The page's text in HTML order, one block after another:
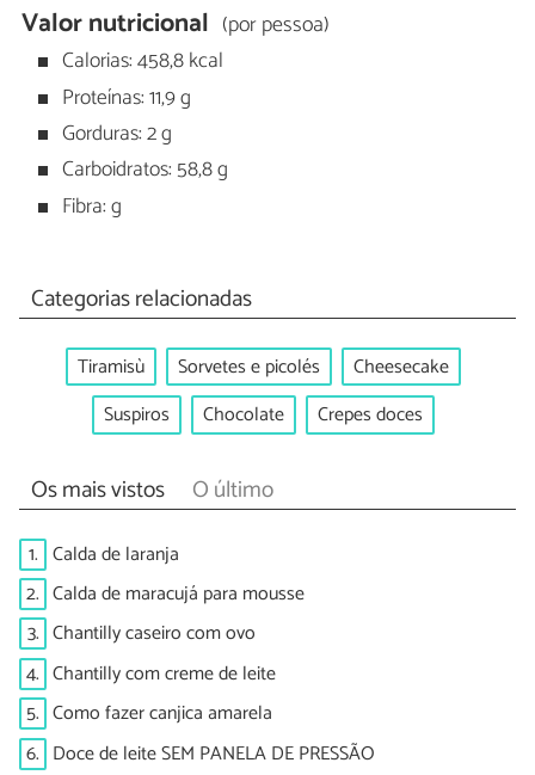
Valor nutricional (por pessoa)
Calorias: 458,8 kcal
Proteínas: 11,9 g
Gorduras: 2 g
Carboidratos: 58,8 g
Fibra: g
Categorias relacionadas
Tiramisù Sorvetes e picolés
Cheesecake
Suspiros
Chocolate Crepes doces
Os mais vistos O último
1. Calda de laranja
2. Calda de maracujá para mousse
3. Chantilly caseiro com ovo
4. Chantilly com creme de leite
5. Como fazer canjica amarela
6. Doce de leite SEM PANELA DE PRESSÃO